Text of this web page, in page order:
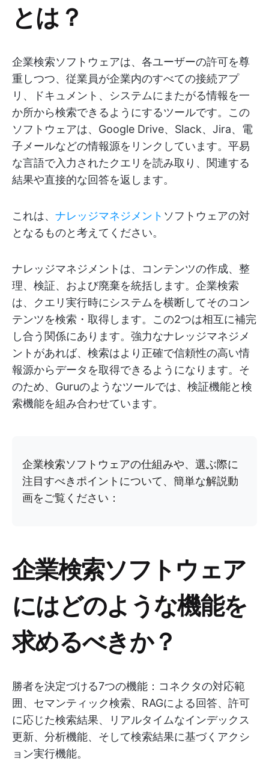
とは？
企業検索ソフトウェアは、各ユーザーの許可を尊
重しつつ、従業員が企業内のすべての接続アプ
リ、ドキュメント、システムにまたがる情報を一
か所から検索できるようにするツールです。この
ソフトウェアは、Google Drive、Slack、Jira、電
子メールなどの情報源をリンクしています。平易
な言語で入力されたクエリを読み取り、関連する
結果や直接的な回答を返します。
これは、 ナレッジマネジメント ソフトウェアの対
となるものと考えてください。
ナレッジマネジメントは、コンテンツの作成、整
理、検証、および廃棄を統括します。企業検索
は、クエリ実行時にシステムを横断してそのコン
テンツを検索・取得します。この2つは相互に補完
し合う関係にあります。強力なナレッジマネジメ
ントがあれば、検索はより正確で信頼性の高い情
報源からデータを取得できるようになります。そ
のため、Guruのようなツールでは、検証機能と検
索機能を組み合わせています。
企業検索ソフトウェアの仕組みや、選ぶ際に
注目すべきポイントについて、簡単な解説動
画をご覧ください：
企業検索ソフトウェア
にはどのような機能を
求めるべきか？
勝者を決定づける7つの機能：コネクタの対応範
囲、セマンティック検索、RAGによる回答、許可
に応じた検索結果、リアルタイムなインデックス
更新、分析機能、そして検索結果に基づくアクシ
ョン実行機能。